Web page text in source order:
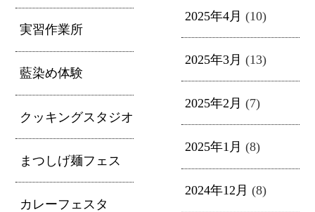
実習作業所
藍染め体験
クッキングスタジオ
まつしげ麺フェス
カレーフェスタ
2025年4月 (10)
2025年3月 (13)
2025年2月 (7)
2025年1月 (8)
2024年12月 (8)